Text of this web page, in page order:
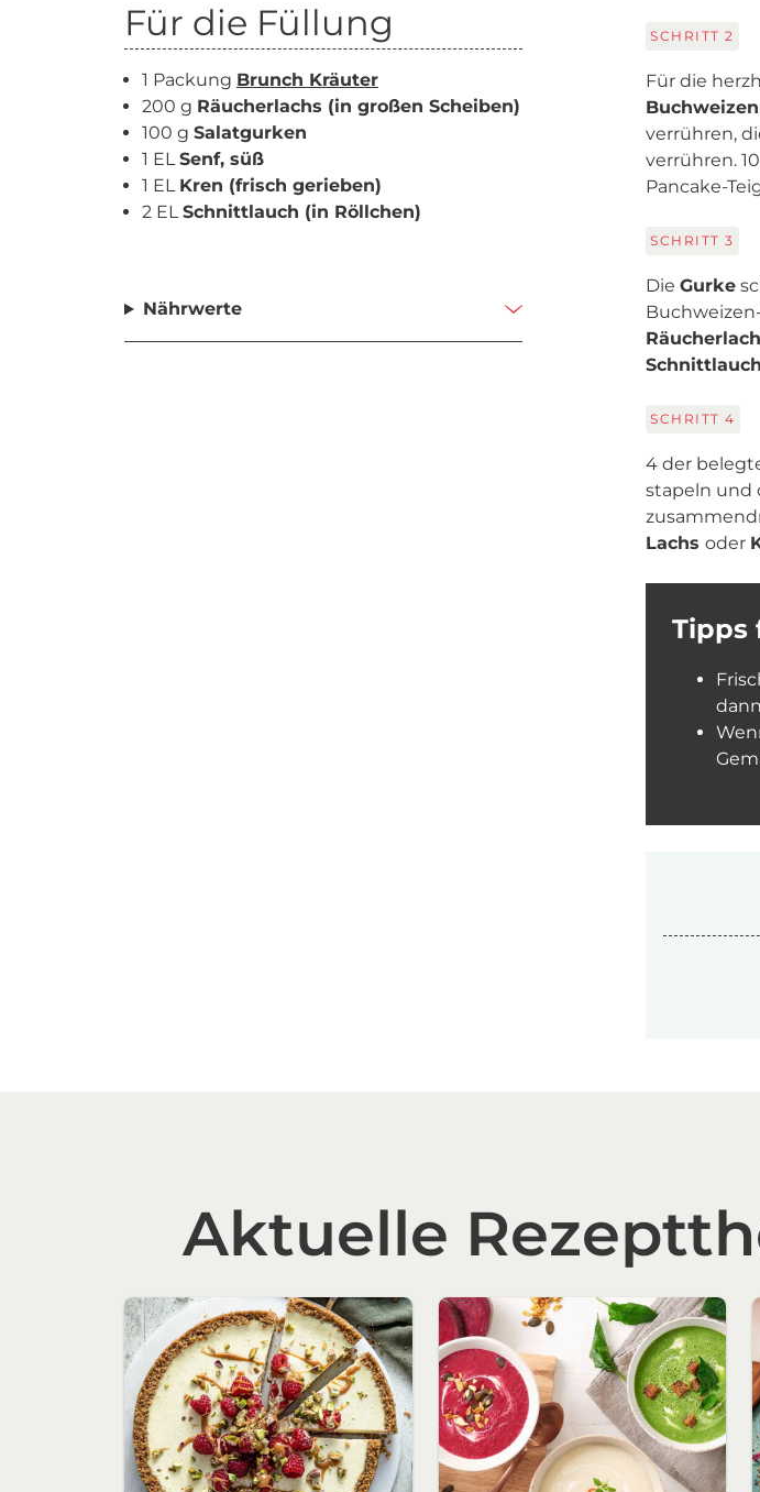
Für die Füllung
1 Packung Brunch Kräuter
200 g Räucherlachs (in großen Scheiben)
100 g Salatgurken
1 ELSenf, süß
1 EL Kren (frisch gerieben)
2 ELSchnittlauch (in Röllchen)
Nährwerte
SCHRITT 2
Für die
verrühren,
verrühren.
Pancake-
SCHRITT 3
Die Gurke
Schnittlauch
SCHRITT 4
4 der
stapeln und
Lachs oder
Tipps
Aktuelle